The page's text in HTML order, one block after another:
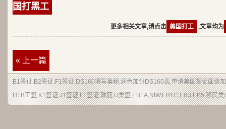
国打黑工
更多相关文章,请点击 美国打工 ,文章均为
« 上一篇
B1签证.B2签证.F1签证.DS160填写奥秘,润色加分DS160表,申请美国签证面谈
H1B工签,K1签证,J1签证,L1签证,政庇,U类签,EB1A,NIW,EB1C,EB3,EB5,移民